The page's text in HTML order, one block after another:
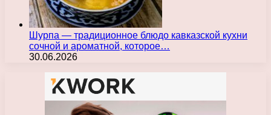
Шурпа — традиционное блюдо кавказской кухни
сочной и ароматной, которое…
30.06.2026